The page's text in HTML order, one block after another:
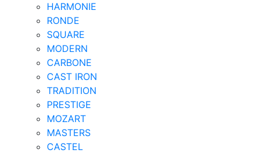
HARMONIE
RONDE
SQUARE
MODERN
CARBONE
CAST IRON
TRADITION
PRESTIGE
MOZART
MASTERS
CASTEL